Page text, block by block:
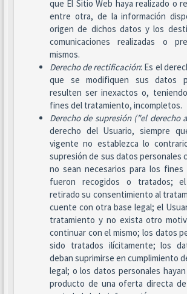
que El Sitio Web haya realizado o
entre otra, de la información
origen de dichos datos y los
comunicaciones realizadas o
mismos.
Derecho de rectificación: Es el
que se modifiquen sus datos
resulten ser inexactos o,
fines del tratamiento, incompletos.
Derecho de supresión ("el derecho
derecho del Usuario, siempre
vigente no establezca lo
supresión de sus datos personales
no sean necesarios para los fines
fueron recogidos o tratados;
retirado su consentimiento al
cuente con otra base legal; el
tratamiento y no exista otro
continuar con el mismo; los datos
sido tratados ilícitamente; los
deban suprimirse en cumplimiento
legal; o los datos personales
producto de una oferta directa